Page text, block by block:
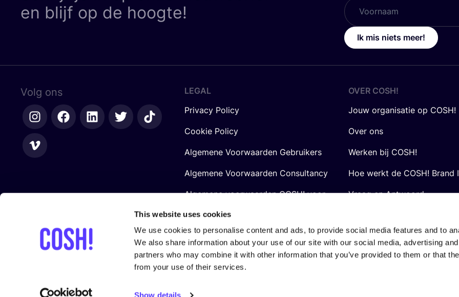
This website uses cookies
We use cookies to personalise content and ads, to provide social media features and to
We also share information about your use of our site with our social media, advertising
partners who may combine it with other information that you’ve provided to them or that
from your use of their services.
Show details
en blijf op de hoogte!
Ik mis niets meer!
Volg ons
LEGAL
Privacy Policy
Cookie Policy
Algemene Voorwaarden Gebruikers
Algemene Voorwaarden Consultancy
Algemene voorwaarden COSH! voor
OVER COSH!
Jouw organisatie op COSH!
Over ons
Werken bij COSH!
Hoe werkt de COSH! Brand
Vraag en Antwoord